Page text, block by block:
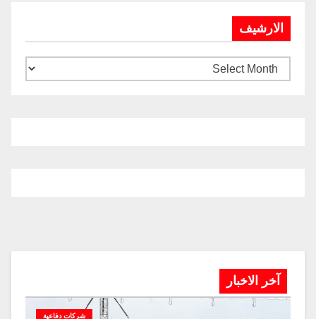
الارشيف
آخر الاخبار
شركات دفاعية